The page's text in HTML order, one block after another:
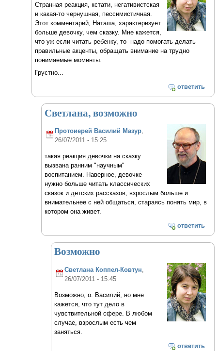
Странная реакция, кстати, негативистская
и какая-то чернушная, пессимистичная.
Этот комментарий, Наташа, характеризует
больше девочку, чем сказку. Мне кажется,
что уж если читать ребенку, то надо помогать делать
правильные акценты, обращать внимание на трудно
понимаемые моменты.
Грустно...
ответить
Светлана, возможно
Протоиерей Василий Мазур,
26/07/2011 - 15:25
такая реакция девочки на сказку
вызвана ранним "научным"
воспитанием. Наверное, девочке
нужно больше читать классических
сказок и детских рассказов, взрослым больше и
внимательнее с ней общаться, стараясь понять мир, в
котором она живет.
ответить
Возможно
Светлана Коппел-Ковтун,
26/07/2011 - 15:45
Возможно, о. Василий, но мне
кажется, что тут дело в
чувствительной сфере. В любом
случае, взрослым есть чем
заняться.
ответить